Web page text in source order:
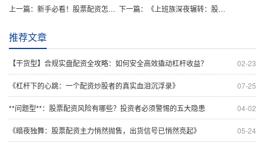
上一篇： 新手必看！股票配资怎么玩才能稳健收益？ 下一篇： 《上班族深夜辗转：股票配资失利后，这笔亏空真的要自己扛吗？》
推荐文章
02-23
【干货型】合规实盘配资全攻略：如何安全高效撬动杠杆收益？
07-25
《杠杆下的心跳：一个配资炒股者的真实血泪沉浮录》
04-02
**问题型**：股票配资风险有哪些？投资者必须警惕的五大隐患
05-24
《暗夜独舞：股票配资主力悄然抛售，出货信号已悄然亮起》